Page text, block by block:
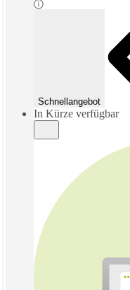
Schnellangebot
In Kürze verfügbar